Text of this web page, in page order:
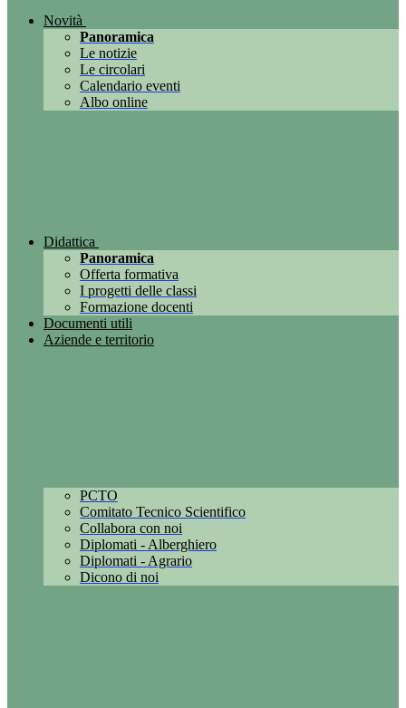
Novità
Panoramica
Le notizie
Le circolari
Calendario eventi
Albo online
Didattica
Panoramica
Offerta formativa
I progetti delle classi
Formazione docenti
Documenti utili
Aziende e territorio
PCTO
Comitato Tecnico Scientifico
Collabora con noi
Diplomati - Alberghiero
Diplomati - Agrario
Dicono di noi